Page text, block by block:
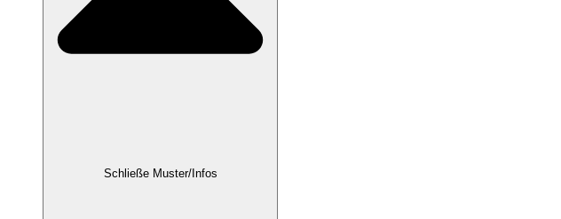
Schließe Muster/Infos